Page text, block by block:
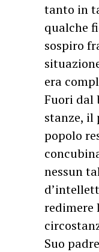
tanto in
qualche
sospiro
era
Fuori dal
stanze, il
popolo
nessun
redimere
Suo